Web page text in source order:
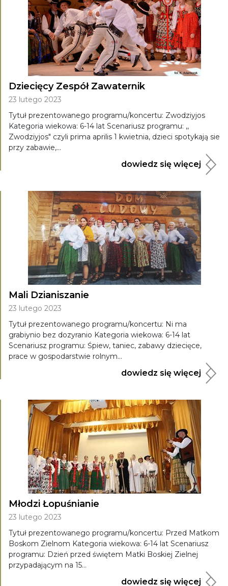
Dziecięcy Zespół Zawaternik
23 lutego 2023
Tytuł prezentowanego programu/koncertu: Zwodziyjos
Kategoria wiekowa: 6-14 lat Scenariusz programu: ,,
Zwodziyjos" czyli prima aprilis 1 kwietnia, dzieci spotykają sie
przy zabawie,...
dowiedz się więcej
Mali Dzianiszanie
23 lutego 2023
Tytuł prezentowanego programu/koncertu: Ni ma
grabiynio bez dozyranio Kategoria wiekowa: 6-14 lat
Scenariusz programu: Śpiew, taniec, zabawy dziecięce,
prace w gospodarstwie rolnym...
dowiedz się więcej
Młodzi Łopuśnianie
23 lutego 2023
Tytuł prezentowanego programu/koncertu: Przed Matkom
Boskom Zielnom Kategoria wiekowa: 6-14 lat Scenariusz
programu: Dzień przed świętem Matki Boskiej Zielnej
przypadającym na 15...
dowiedz się więcej